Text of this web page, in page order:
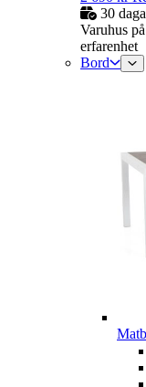
30
Varuhus
erfarenhet
Bord